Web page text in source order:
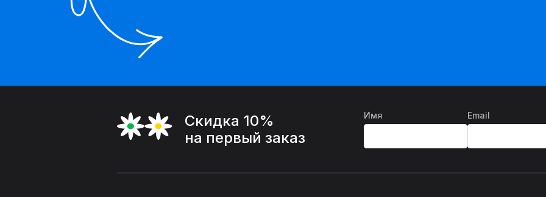
Скидка 10%
на первый заказ
Имя Email